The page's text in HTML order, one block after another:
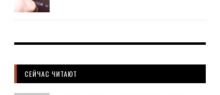
СЕЙЧАС ЧИТАЮТ